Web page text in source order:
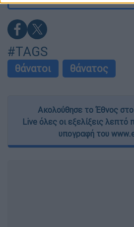
functionality and fraud
user protection.
#TAGS
θάνατοι θάνατος
Ακολούθησε το Έθνος
Live όλες οι εξελίξεις λεπτό
υπογραφή του